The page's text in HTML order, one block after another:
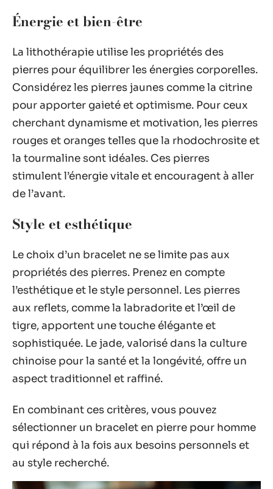
Énergie et bien-être
La lithothérapie utilise les propriétés des
pierres pour équilibrer les énergies corporelles.
Considérez les pierres jaunes comme la citrine
pour apporter gaieté et optimisme. Pour ceux
cherchant dynamisme et motivation, les pierres
rouges et oranges telles que la rhodochrosite et
la tourmaline sont idéales. Ces pierres
stimulent l’énergie vitale et encouragent à aller
de l’avant.
Style et esthétique
Le choix d’un bracelet ne se limite pas aux
propriétés des pierres. Prenez en compte
l’esthétique et le style personnel. Les pierres
aux reflets, comme la labradorite et l’œil de
tigre, apportent une touche élégante et
sophistiquée. Le jade, valorisé dans la culture
chinoise pour la santé et la longévité, offre un
aspect traditionnel et raffiné.
En combinant ces critères, vous pouvez
sélectionner un bracelet en pierre pour homme
qui répond à la fois aux besoins personnels et
au style recherché.